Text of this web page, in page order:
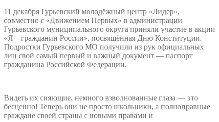
11 декабря Гурьевский молодёжный центр «Лидер»,
совместно с «Движением Первых» в администрации
Гурьевского муниципального округа приняли участие в акции
«Я – гражданин России», посвящённая Дню Конституции.
Подростки Гурьевского МО получили из рук официальных
лиц свой самый первый и важный документ — паспорт
гражданина Российской Федерации.
Видеть их сияющие, немного взволнованные глаза — это
бесценно! Теперь они не просто школьники, а полноправные
граждане своей страны с новыми правами и